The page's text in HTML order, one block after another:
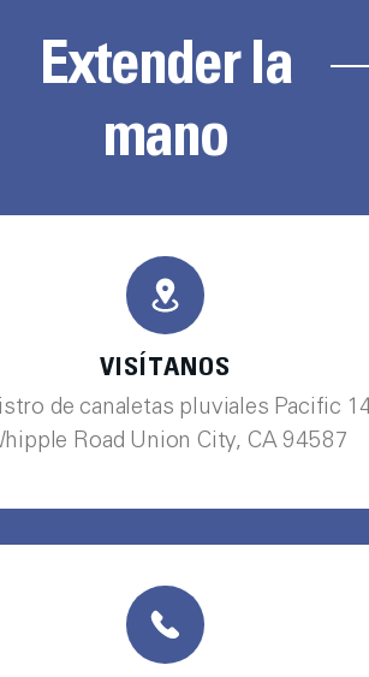
Extender la
mano
VISÍTANOS
de canaletas pluviales Pacific
Road Union City, CA 94587